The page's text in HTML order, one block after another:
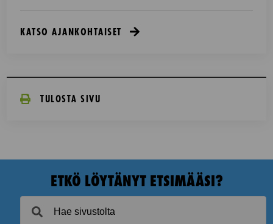
KATSO AJANKOHTAISET
TULOSTA SIVU
ETKÖ LÖYTÄNYT ETSIMÄÄSI?